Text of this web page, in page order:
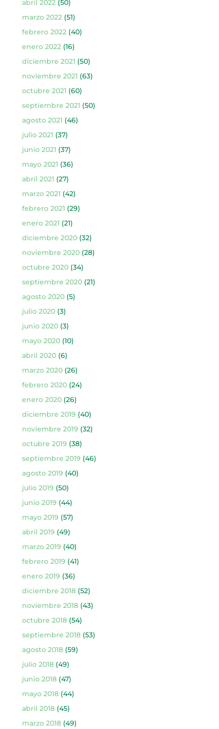
abril 2022(50)
marzo 2022(51)
febrero 2022(40)
enero 2022(16)
diciembre 2021 (50)
noviembre 2021 (63)
octubre 2021 (60)
septiembre 2021 (50)
agosto 2021 (46)
julio 2021 (37)
junio 2021 (37)
mayo 2021 (36)
abril 2021 (27)
marzo 2021 (42)
febrero 2021 (29)
enero 2021 (21)
diciembre 2020(32)
noviembre 2020(28)
octubre 2020(34)
septiembre 2020(21)
agosto 2020(5)
julio 2020(3)
junio 2020(3)
mayo 2020(10)
abril 2020(6)
marzo 2020(26)
febrero 2020(24)
enero 2020(26)
diciembre 2019 (40)
noviembre 2019 (32)
octubre 2019 (38)
septiembre 2019 (46)
agosto 2019 (40)
julio 2019 (50)
junio 2019 (44)
mayo 2019 (57)
abril 2019 (49)
marzo 2019 (40)
febrero 2019 (41)
enero 2019 (36)
diciembre 2018(52)
noviembre 2018(43)
octubre 2018(54)
septiembre 2018(53)
agosto 2018(59)
julio 2018(49)
junio 2018(47)
mayo 2018(44)
abril 2018(45)
marzo 2018(49)